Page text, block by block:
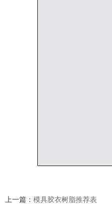
上一篇： 模具胶衣树脂推荐表